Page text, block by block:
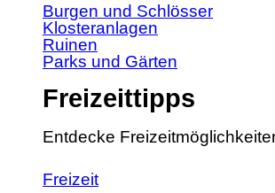
Burgen und Schlösser
Klosteranlagen
Ruinen
Parks und Gärten
Freizeittipps
Entdecke
Freizeit